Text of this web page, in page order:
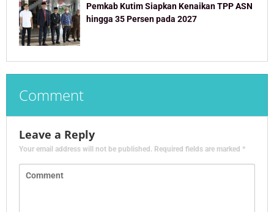
Pemkab Kutim Siapkan Kenaikan TPP ASN
hingga 35 Persen pada 2027
Comment
Leave a Reply
Your email address will not be published. Required fields are marked *